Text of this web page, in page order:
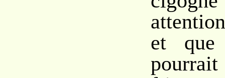
et que
pourrait